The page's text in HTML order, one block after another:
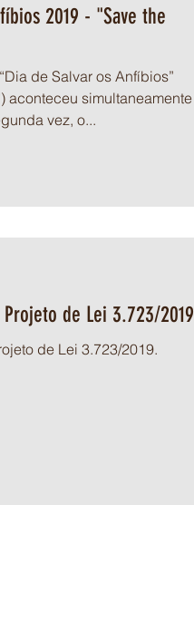
2019 - "Save the
de Salvar os Anfíbios”
aconteceu simultaneamente
vez, o...
de Lei 3.723/2019
de Lei 3.723/2019.